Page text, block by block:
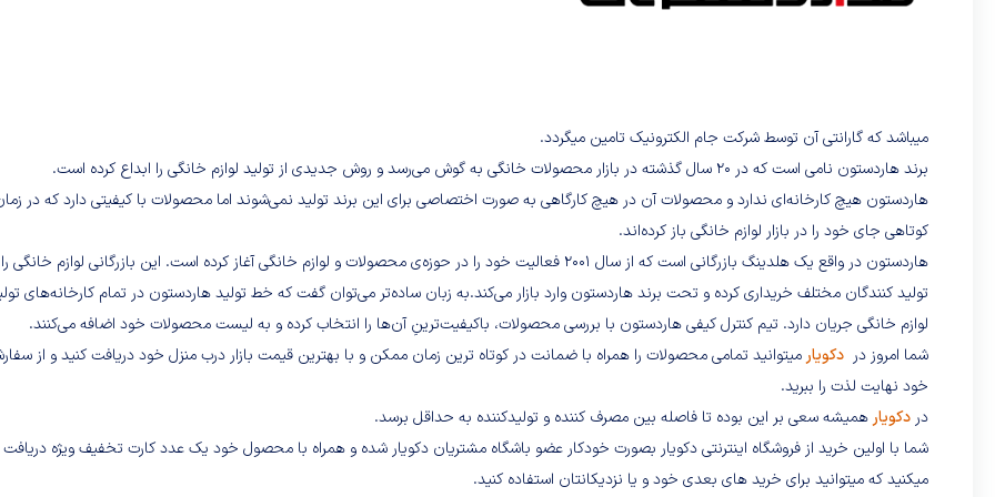
میباشد که گارانتی آن توسط شرکت جام الکترونیک تامین میگردد.
برند هاردستون نامی است که در ۲۰ سال گذشته در بازار محصولات خانگی به گوش می‌رسد و روش جدیدی از تولید لوازم خانگی را ابداع کرده است.
هاردستون هیچ کارخانه‌ای ندارد و محصولات آن در هیچ کارگاهی به صورت اختصاصی برای این برند تولید نمی‌شوند اما محصولات با کیفیتی دارد که در
کوتاهی جای خود را در بازار لوازم خانگی باز کرده‌اند.
هاردستون در واقع یک هلدینگ بازرگانی است که از سال ۲۰۰۱ فعالیت خود را در حوزه‌ی محصولات و لوازم خانگی آغاز کرده است. این بازرگانی لوازم خانگی
تولید کنندگان مختلف خریداری کرده و تحت برند هاردستون وارد بازار می‌کند.به زبان ساده‌تر می‌توان گفت که خط تولید هاردستون در تمام کارخانه‌های
لوازم خانگی جریان دارد. تیم کنترل کیفی هاردستون با بررسی محصولات، باکیفیت‌ترینِ آن‌ها را انتخاب کرده و به لیست محصولات خود اضافه می‌کنند.
شما امروز در دکویار میتوانید تمامی محصولات را همراه با ضمانت در کوتاه ترین زمان ممکن و با بهترین قیمت بازار درب منزل خود دریافت کنید و از
خود نهایت لذت را ببرید.
در دکویار همیشه سعی بر این بوده تا فاصله بین مصرف کننده و تولیدکننده به حداقل برسد.
شما با اولین خرید از فروشگاه اینترنتی دکویار بصورت خودکار عضو باشگاه مشتریان دکویار شده و همراه با محصول خود یک عدد کارت تخفیف ویژه دریافت
میکنید که میتوانید برای خرید های بعدی خود و یا نزدیکانتان استفاده کنید.